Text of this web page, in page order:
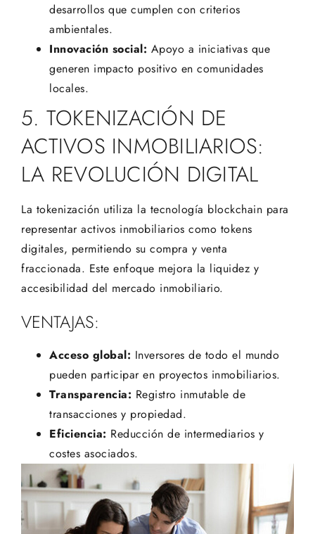
desarrollos que cumplen con criterios
ambientales.
Innovación social: Apoyo a iniciativas que
generen impacto positivo en comunidades
locales.
5. TOKENIZACIÓN DE
ACTIVOS INMOBILIARIOS:
LA REVOLUCIÓN DIGITAL
La tokenización utiliza la tecnología blockchain para
representar activos inmobiliarios como tokens
digitales, permitiendo su compra y venta
fraccionada. Este enfoque mejora la liquidez y
accesibilidad del mercado inmobiliario.
VENTAJAS:
Acceso global: Inversores de todo el mundo
pueden participar en proyectos inmobiliarios.
Transparencia: Registro inmutable de
transacciones y propiedad.
Eficiencia: Reducción de intermediarios y
costes asociados.